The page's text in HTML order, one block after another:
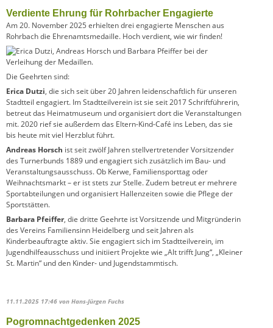
Verdiente Ehrung für Rohrbacher Engagierte
Am 20. November 2025 erhielten drei engagierte Menschen aus
Rohrbach die Ehrenamtsmedaille. Hoch verdient, wie wir finden!
Die Geehrten sind:
Erica Dutzi, die sich seit über 20 Jahren leidenschaftlich für unseren
Stadtteil engagiert. Im Stadtteilverein ist sie seit 2017 Schriftführerin,
betreut das Heimatmuseum und organisiert dort die Veranstaltungen
mit. 2020 rief sie außerdem das Eltern-Kind-Café ins Leben, das sie
bis heute mit viel Herzblut führt.
Andreas Horsch ist seit zwölf Jahren stellvertretender Vorsitzender
des Turnerbunds 1889 und engagiert sich zusätzlich im Bau- und
Veranstaltungsausschuss. Ob Kerwe, Familiensporttag oder
Weihnachtsmarkt – er ist stets zur Stelle. Zudem betreut er mehrere
Sportabteilungen und organisiert Hallenzeiten sowie die Pflege der
Sportstätten.
Barbara Pfeiffer, die dritte Geehrte ist Vorsitzende und Mitgründerin
des Vereins Familiensinn Heidelberg und seit Jahren als
Kinderbeauftragte aktiv. Sie engagiert sich im Stadtteilverein, im
Jugendhilfeausschuss und initiiert Projekte wie „Alt trifft Jung“, „Kleiner
St. Martin“ und den Kinder- und Jugendstammtisch.
11.11.2025 17:46 von Hans-Jürgen Fuchs
Pogromnachtgedenken 2025